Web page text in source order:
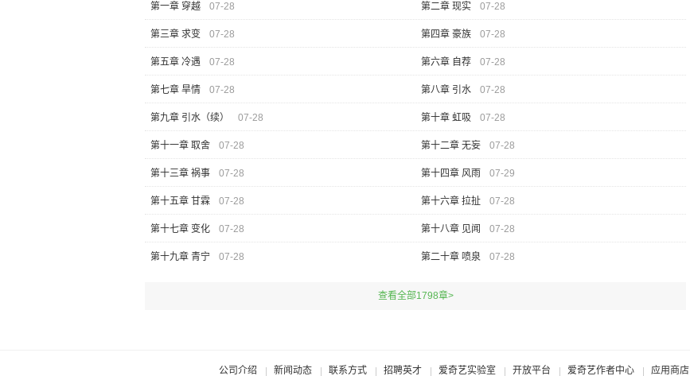
第一章 穿越 07-28 第二章 现实 07-28
第三章 求变 07-28 第四章 豪族 07-28
第五章 冷遇 07-28 第六章 自荐 07-28
第七章 旱情 07-28 第八章 引水 07-28
第九章 引水（续） 07-28 第十章 虹吸 07-28
第十一章 取舍 07-28 第十二章 无妄 07-28
第十三章 祸事 07-28 第十四章 风雨 07-29
第十五章 甘霖 07-28 第十六章 拉扯 07-28
第十七章 变化 07-28 第十八章 见闻 07-28
第十九章 青宁 07-28 第二十章 喷泉 07-28
查看全部1798章>
公司介绍 新闻动态 联系方式 招聘英才 爱奇艺实验室 开放平台 爱奇艺作者中心 应用商店